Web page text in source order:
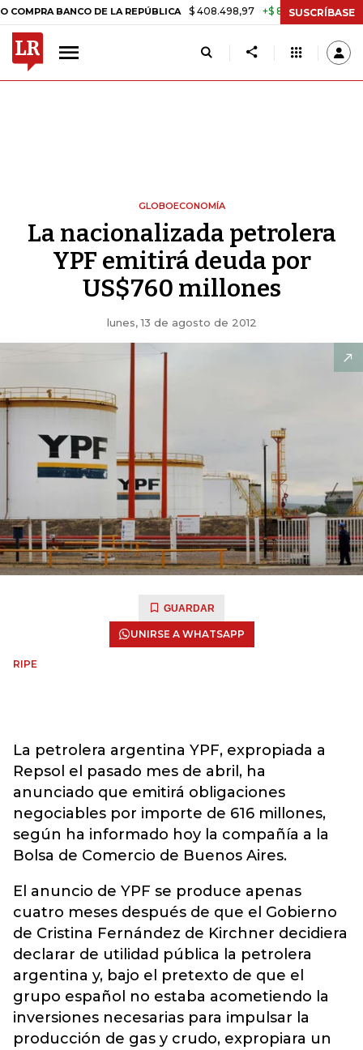
BANCO DE LA REPÚBLICA $ 408.498,97 +$ 8.753,81 +2,19%
SUSCRÍBASE
GLOBOECONOMÍA
La nacionalizada petrolera
YPF emitirá deuda por
US$760 millones
lunes, 13 de agosto de 2012
GUARDAR
UNIRSE A WHATSAPP
RIPE
La petrolera argentina YPF, expropiada a
Repsol el pasado mes de abril, ha
anunciado que emitirá obligaciones
negociables por importe de 616 millones,
según ha informado hoy la compañía a la
Bolsa de Comercio de Buenos Aires.
El anuncio de YPF se produce apenas
cuatro meses después de que el Gobierno
de Cristina Fernández de Kirchner decidiera
declarar de utilidad pública la petrolera
argentina y, bajo el pretexto de que el
grupo español no estaba acometiendo la
inversiones necesarias para impulsar la
producción de gas y crudo, expropiara un